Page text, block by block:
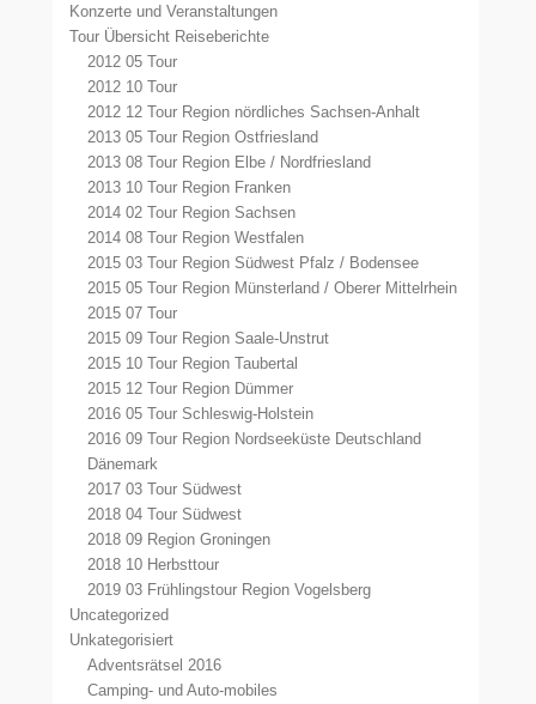
Konzerte und Veranstaltungen
Tour Übersicht Reiseberichte
2012 05 Tour
2012 10 Tour
2012 12 Tour Region nördliches Sachsen-Anhalt
2013 05 Tour Region Ostfriesland
2013 08 Tour Region Elbe / Nordfriesland
2013 10 Tour Region Franken
2014 02 Tour Region Sachsen
2014 08 Tour Region Westfalen
2015 03 Tour Region Südwest Pfalz / Bodensee
2015 05 Tour Region Münsterland / Oberer Mittelrhein
2015 07 Tour
2015 09 Tour Region Saale-Unstrut
2015 10 Tour Region Taubertal
2015 12 Tour Region Dümmer
2016 05 Tour Schleswig-Holstein
2016 09 Tour Region Nordseeküste Deutschland
Dänemark
2017 03 Tour Südwest
2018 04 Tour Südwest
2018 09 Region Groningen
2018 10 Herbsttour
2019 03 Frühlingstour Region Vogelsberg
Uncategorized
Unkategorisiert
Adventsrätsel 2016
Camping- und Auto-mobiles